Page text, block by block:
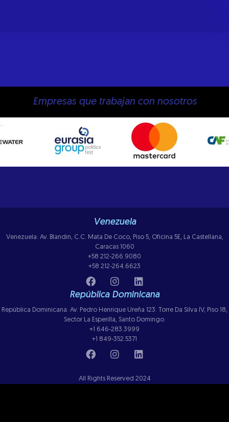
Empresas que trabajan con nosotros
Venezuela
Venezuela: Av. Blandin, C.C. Mata De Coco, Piso 5, Oficina 5E, La Castellana,
Caracas 1060
+58 212-266.9080
+58 212-264.6623
República Dominicana
República Dominicana: Av. Pedro Henrique Ureña 123. Torre Da Silva IV, Piso 18,
Sector La Esperilla, Santo Domingo.
+1 646-283.3999
+1 849-352.5371
All Rights Reserved 2024